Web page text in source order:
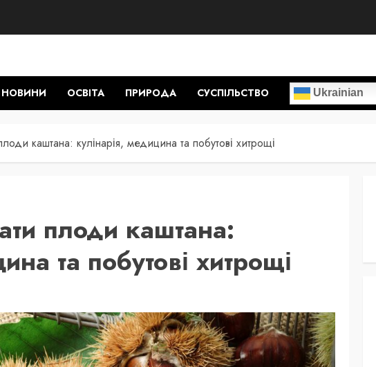
НОВИНИ ОСВІТА ПРИРОДА СУСПІЛЬСТВО Ukrainian
каштана: кулінарія, медицина та побутові хитрощі
плоди каштана:
та побутові хитрощі